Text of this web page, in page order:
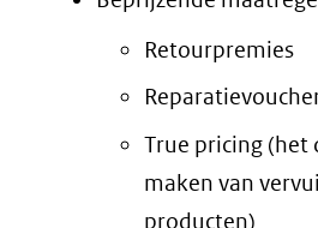
Retourpremies
True pricing (het
maken van
producten)